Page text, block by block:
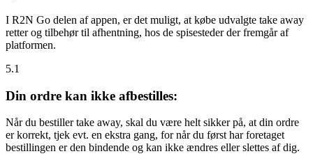
I R2N Go delen af appen, er det muligt, at købe udvalgte take away
retter og tilbehør til afhentning, hos de spisesteder der fremgår af
platformen.
5.1
Din ordre kan ikke afbestilles:
Når du bestiller take away, skal du være helt sikker på, at din ordre
er korrekt, tjek evt. en ekstra gang, for når du først har foretaget
bestillingen er den bindende og kan ikke ændres eller slettes af dig.